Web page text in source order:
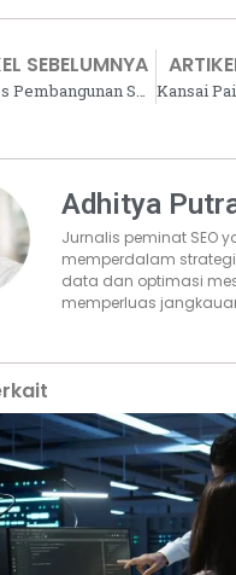
SEBELUMNYA
Progres Pembangunan Sesuai Rencana, Elevee Condominium Targetkan Serah Terima Awal 2025
Adhitya
Jurnalis peminat SEO
memperdalam
data dan optimasi
memperluas